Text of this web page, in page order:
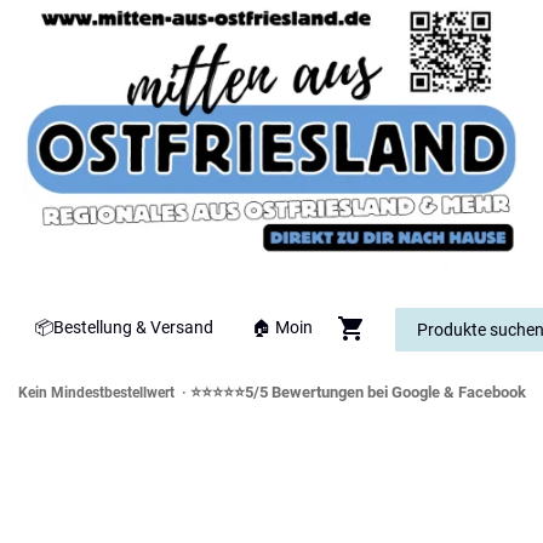
📦Bestellung & Versand 🏠 Moin
Kein Mindestbestellwert · ⭐⭐⭐⭐⭐5/5 Bewertungen bei Google & Facebook